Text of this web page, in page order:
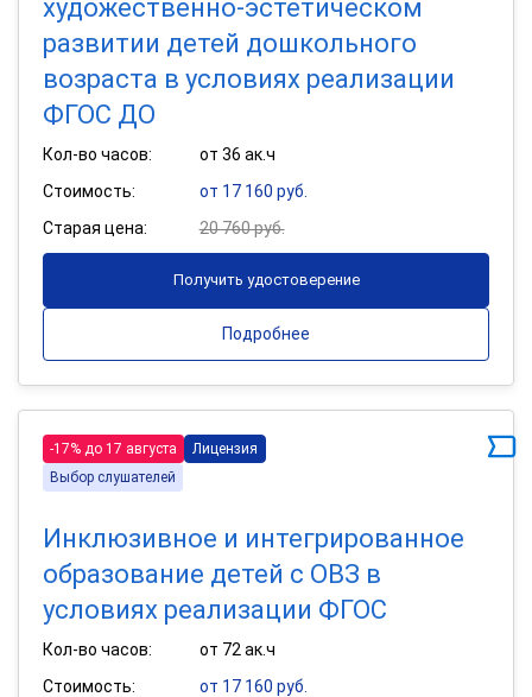
художественно-эстетическом
развитии детей дошкольного
возраста в условиях реализации
ФГОС ДО
Кол-во часов:
от 36 ак.ч
Стоимость:
от 17 160 руб.
Старая цена:
20 760 руб.
Получить удостоверение
Подробнее
-17% до 17 августа
Лицензия
Выбор слушателей
Инклюзивное и интегрированное
образование детей с ОВЗ в
условиях реализации ФГОС
Кол-во часов:
от 72 ак.ч
Стоимость:
от 17 160 руб.